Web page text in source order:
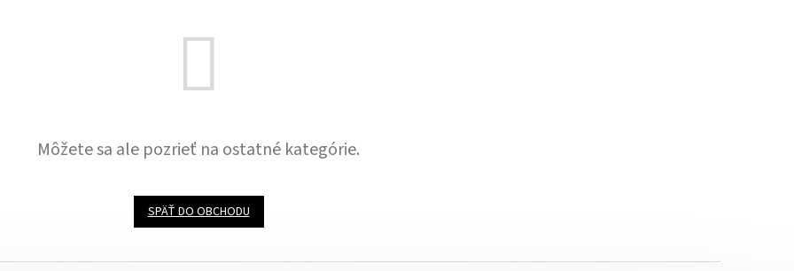
Môžete sa ale pozrieť na ostatné kategórie.
SPÄŤ DO OBCHODU